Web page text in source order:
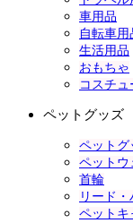
車用品
自転車用
生活用品
おもちゃ
コスチ
ペットグッズ
ペットグ
ペットウ
首輪
リード・
ペットキ